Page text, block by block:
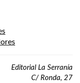
Editorial La Serranía
C/ Ronda, 27